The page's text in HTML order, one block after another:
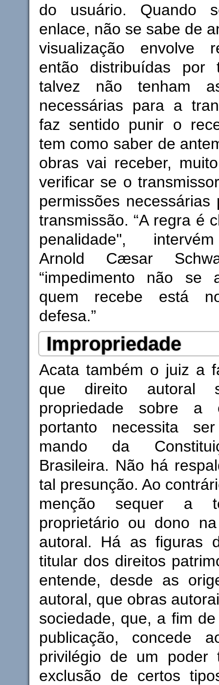
do usuário. Quando
enlace, não se sabe de
visualização envolve
então distribuídas por
talvez não tenham
necessárias para a
faz sentido punir o
tem como saber de
obras vai receber,
verificar se o
permissões
transmissão. “A regra é
penalidade",
Arnold Cæsar
“impedimento não se
quem recebe está
defesa.”
Impropriedade
Acata também o juiz a
que direito autoral
propriedade sobre
portanto necessita
mando da
Brasileira. Não há
tal presunção. Ao
menção sequer a
proprietário ou dono
autoral. Há as figuras
titular dos direitos
entende, desde as
autoral, que obras
sociedade, que, a fim
publicação, concede
privilégio de um poder
exclusão de certos